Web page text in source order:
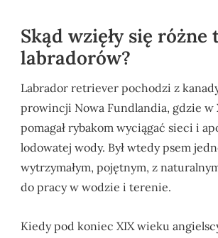
Skąd wzięły się różne
labradorów?
Labrador retriever pochodzi z
prowincji Nowa Fundlandia, gdzie w
pomagał rybakom wyciągać sieci i
lodowatej wody. Był wtedy psem
wytrzymałym, pojętnym, z
do pracy w wodzie i terenie.
Kiedy pod koniec XIX wieku